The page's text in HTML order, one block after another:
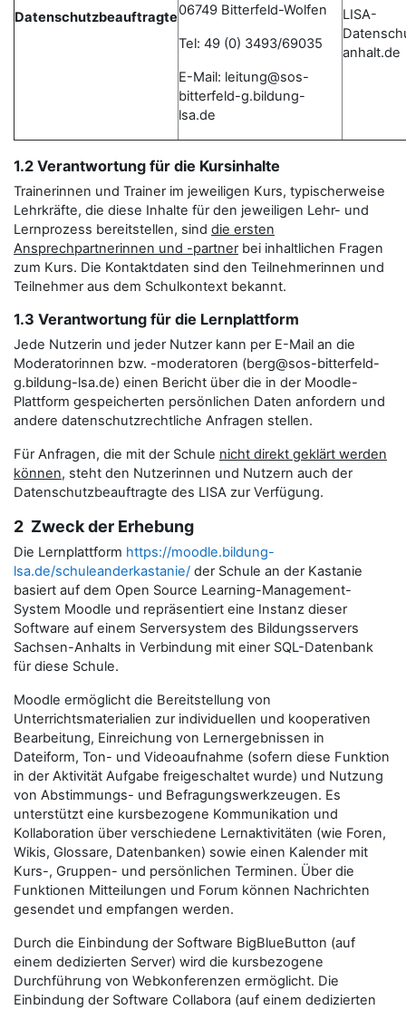
Datenschutzbeauftragte06749 Bitterfeld-Wolfen
Tel: 49 (0) 3493/69035
E-Mail: leitung@sos-
bitterfeld-g.bildung-
lsa.de
LISA-
anhalt.de
1.2 Verantwortung für die Kursinhalte
Trainerinnen und Trainer im jeweiligen Kurs, typischerweise
Lehrkräfte, die diese Inhalte für den jeweiligen Lehr- und
Lernprozess bereitstellen, sind die ersten
Ansprechpartnerinnen und -partnerbei inhaltlichen Fragen
zum Kurs. Die Kontaktdaten sind den Teilnehmerinnen und
Teilnehmer aus dem Schulkontext bekannt.
1.3 Verantwortung für die Lernplattform
Jede Nutzerin und jeder Nutzer kann per E-Mail an die
Moderatorinnen bzw. -moderatoren (berg@sos-bitterfeld-
g.bildung-lsa.de) einen Bericht über die in der Moodle-
Plattform gespeicherten persönlichen Daten anfordern und
andere datenschutzrechtliche Anfragen stellen.
Für Anfragen, die mit der Schule nicht direkt geklärt werden
können, steht den Nutzerinnen und Nutzern auch der
Datenschutzbeauftragte des LISA zur Verfügung.
2 Zweck der Erhebung
Die Lernplattform https://moodle.bildung-
lsa.de/schuleanderkastanie/ der Schule an der Kastanie
basiert auf dem Open Source Learning-Management-
System Moodle und repräsentiert eine Instanz dieser
Software auf einem Serversystem des Bildungsservers
Sachsen-Anhalts in Verbindung mit einer SQL-Datenbank
für diese Schule.
Moodle ermöglicht die Bereitstellung von
Unterrichtsmaterialien zur individuellen und kooperativen
Bearbeitung, Einreichung von Lernergebnissen in
Dateiform, Ton- und Videoaufnahme (sofern diese Funktion
in der Aktivität Aufgabe freigeschaltet wurde) und Nutzung
von Abstimmungs- und Befragungswerkzeugen. Es
unterstützt eine kursbezogene Kommunikation und
Kollaboration über verschiedene Lernaktivitäten (wie Foren,
Wikis, Glossare, Datenbanken) sowie einen Kalender mit
Kurs-, Gruppen- und persönlichen Terminen. Über die
Funktionen Mitteilungen und Forum können Nachrichten
gesendet und empfangen werden.
Durch die Einbindung der Software BigBlueButton (auf
einem dedizierten Server) wird die kursbezogene
Durchführung von Webkonferenzen ermöglicht. Die
Einbindung der Software Collabora (auf einem dedizierten